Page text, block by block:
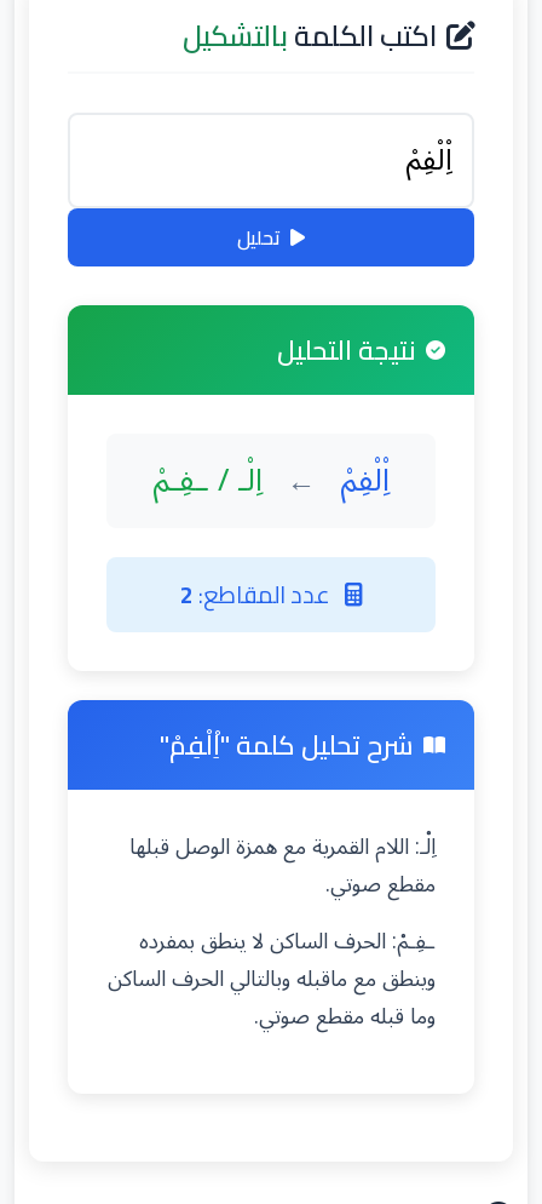
اكتب الكلمةبالتشكيل
تحليل
نتيجة التحليل
اِْلْفِمْ ← اِلْـ / ـفِـمْ
عدد المقاطع:2
شرح تحليل كلمة "اِْلْفِمْ"
اِلْـ: اللام القمرية مع همزة الوصل قبلها
مقطع صوتي.
ـفِـمْ: الحرف الساكن لا ينطق بمفرده
وينطق مع ماقبله وبالتالي الحرف الساكن
وما قبله مقطع صوتي.